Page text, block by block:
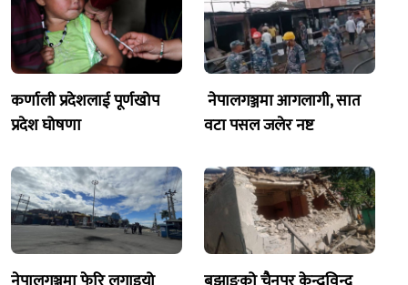
कर्णाली प्रदेशलाई पूर्णखोप
प्रदेश घोषणा
नेपालगञ्जमा आगलागी, सात
वटा पसल जलेर नष्ट